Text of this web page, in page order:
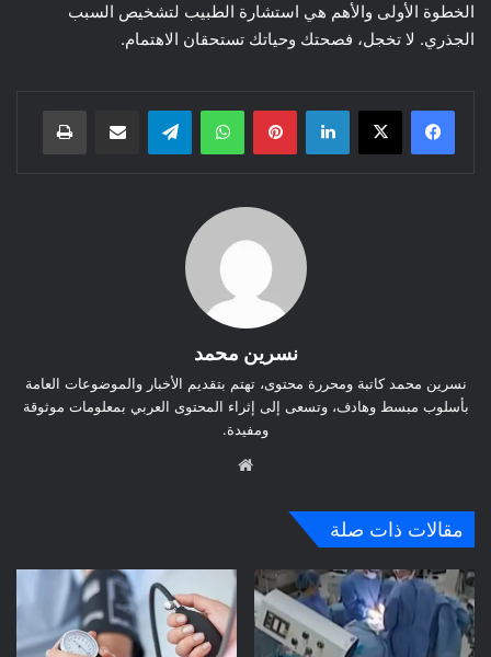
الخطوة الأولى والأهم هي استشارة الطبيب لتشخيص السبب
الجذري. لا تخجل، فصحتك وحياتك تستحقان الاهتمام.
لينكدإن بينتيريست واتساب
نسرين محمد
نسرين محمد كاتبة ومحررة محتوى، تهتم بتقديم الأخبار والموضوعات العامة
بأسلوب مبسط وهادف، وتسعى إلى إثراء المحتوى العربي بمعلومات موثوقة
ومفيدة.
مقالات ذات صلة